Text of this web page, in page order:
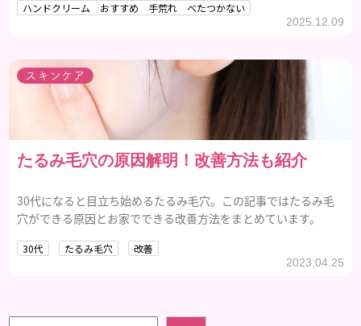
ハンドクリーム おすすめ 手荒れ べたつかない
2025.12.09
スキンケア
たるみ毛穴の原因解明！改善方法も紹介
30代になると目立ち始めるたるみ毛穴。この記事ではたるみ毛
穴ができる原因とお家でできる改善方法をまとめています。
30代 たるみ毛穴 改善
2023.04.25